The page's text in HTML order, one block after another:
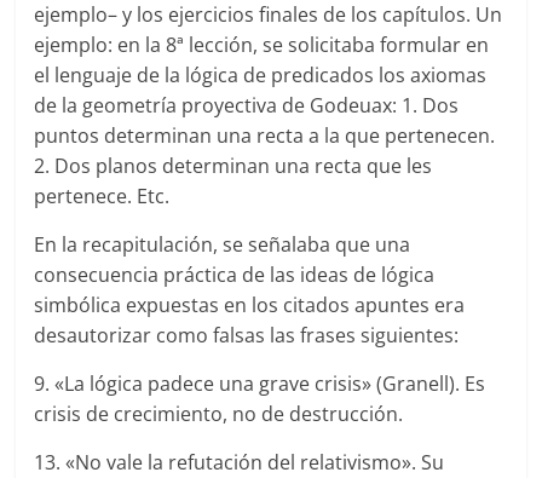
ejemplo– y los ejercicios finales de los capítulos. Un
ejemplo: en la 8ª lección, se solicitaba formular en
el lenguaje de la lógica de predicados los axiomas
de la geometría proyectiva de Godeuax: 1. Dos
puntos determinan una recta a la que pertenecen.
2. Dos planos determinan una recta que les
pertenece. Etc.
En la recapitulación, se señalaba que una
consecuencia práctica de las ideas de lógica
simbólica expuestas en los citados apuntes era
desautorizar como falsas las frases siguientes:
9. «La lógica padece una grave crisis» (Granell). Es
crisis de crecimiento, no de destrucción.
13. «No vale la refutación del relativismo». Su